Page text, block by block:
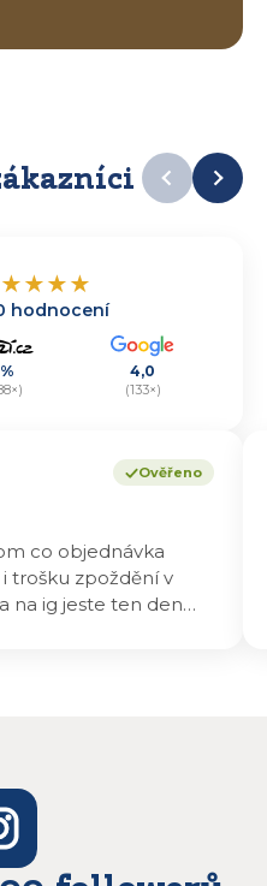
★★★★
hodnocení
4,0
(133×)
Ověřeno
co objednávka
trošku zpoždění v
na ig jeste ten den